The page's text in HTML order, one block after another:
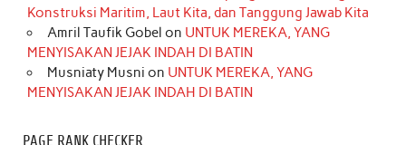
Konstruksi Maritim, Laut Kita, dan Tanggung Jawab Kita
Amril Taufik Gobel on UNTUK MEREKA, YANG
MENYISAKAN JEJAK INDAH DI BATIN
Musniaty Musni on UNTUK MEREKA, YANG
MENYISAKAN JEJAK INDAH DI BATIN
PAGE RANK CHECKER